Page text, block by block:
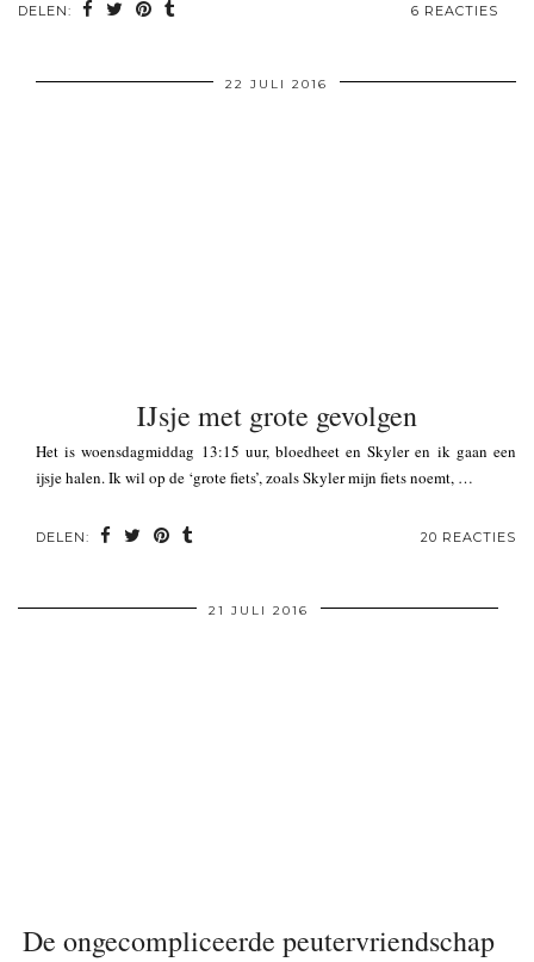
DELEN: 6 REACTIES
22 JULI 2016
IJsje met grote gevolgen
Het is woensdagmiddag 13:15 uur, bloedheet en Skyler en ik gaan een
ijsje halen. Ik wil op de ‘grote fiets’, zoals Skyler mijn fiets noemt, …
DELEN: 20 REACTIES
21 JULI 2016
De ongecompliceerde peutervriendschap